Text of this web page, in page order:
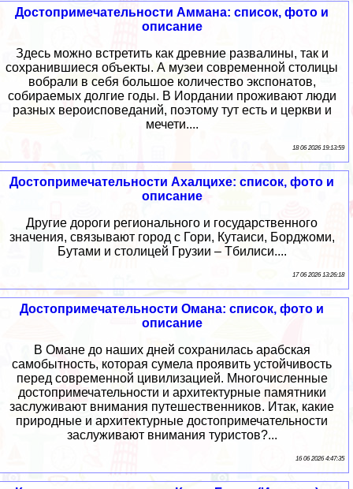
Достопримечательности Аммана: список, фото и
описание
Здесь можно встретить как древние развалины, так и
сохранившиеся объекты. А музеи современной столицы
вобрали в себя большое количество экспонатов,
собираемых долгие годы. В Иордании проживают люди
разных вероисповеданий, поэтому тут есть и церкви и
мечети....
18 06 2026 19:13:59
Достопримечательности Ахалцихе: список, фото и
описание
Другие дороги регионального и государственного
значения, связывают город с Гори, Кутаиси, Борджоми,
Бутами и столицей Грузии – Тбилиси....
17 06 2026 13:26:18
Достопримечательности Омана: список, фото и
описание
В Омане до наших дней сохранилась арабская
самобытность, которая сумела проявить устойчивость
перед современной цивилизацией. Многочисленные
достопримечательности и архитектурные памятники
заслуживают внимания путешественников. Итак, какие
природные и архитектурные достопримечательности
заслуживают внимания туристов?...
16 06 2026 4:47:35